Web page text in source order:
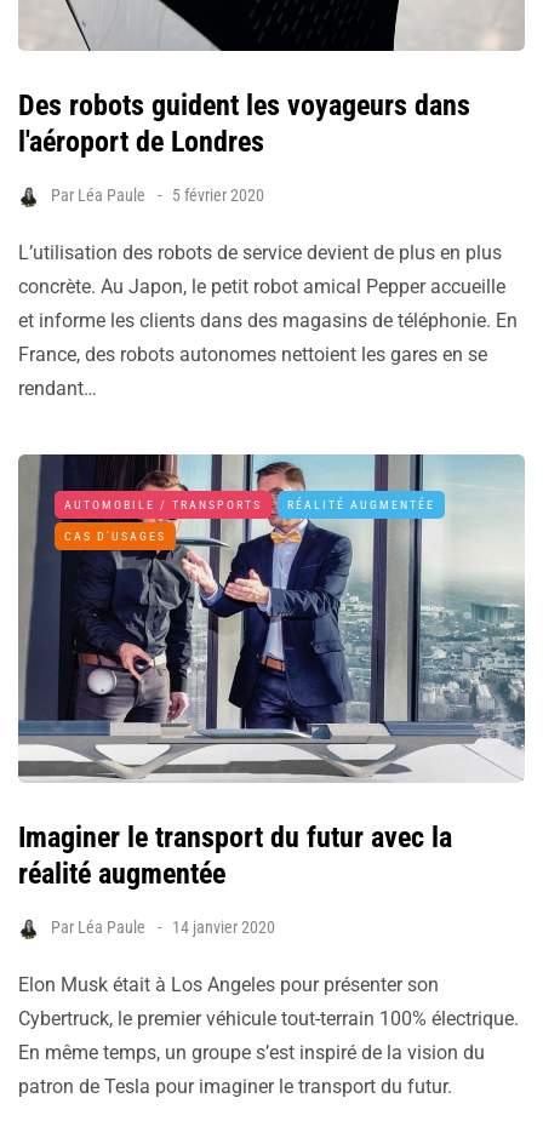
Des robots guident les voyageurs dans
l'aéroport de Londres
Par Léa Paule 5 février 2020
L’utilisation des robots de service devient de plus en plus
concrète. Au Japon, le petit robot amical Pepper accueille
et informe les clients dans des magasins de téléphonie. En
France, des robots autonomes nettoient les gares en se
rendant…
AUTOMOBILE / TRANSPORTS RÉALITÉ AUGMENTÉE
CAS D'USAGES
Imaginer le transport du futur avec la
réalité augmentée
Par Léa Paule 14 janvier 2020
Elon Musk était à Los Angeles pour présenter son
Cybertruck, le premier véhicule tout-terrain 100% électrique.
En même temps, un groupe s’est inspiré de la vision du
patron de Tesla pour imaginer le transport du futur.